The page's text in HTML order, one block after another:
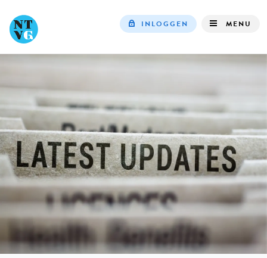
navigation
INLOGGEN MENU